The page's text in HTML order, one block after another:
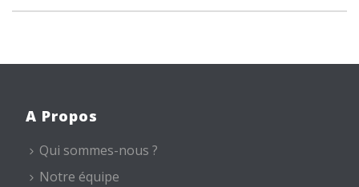
A Propos
Qui sommes-nous ?
Notre équipe